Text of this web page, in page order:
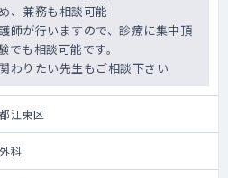
、兼務も相談可能
師が行いますので、診療に集中頂
でも相談可能です。
わりたい先生もご相談下さい
江東区
科